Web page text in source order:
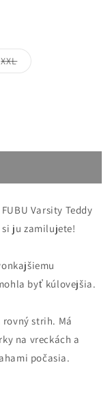
XXLVariant
je
Varsity Teddy
si ju zamilujete!
byť kúlovejšia.
strih. Má
na vreckách a
počasia.